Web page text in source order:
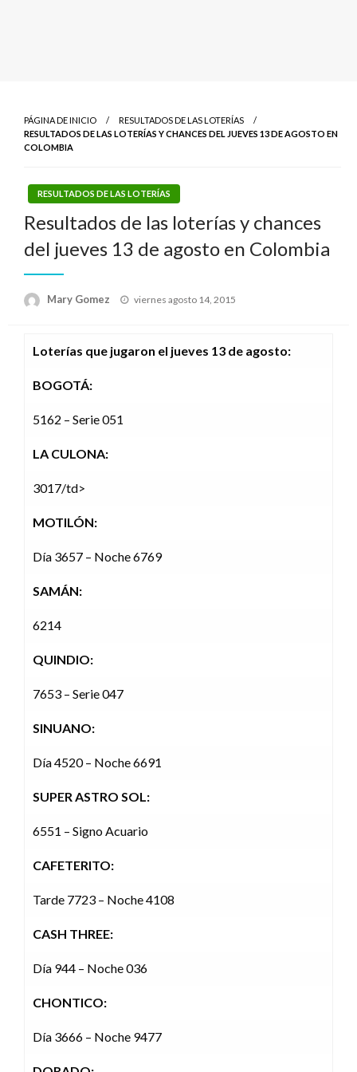
PÁGINA DE INICIO
RESULTADOS DE LAS LOTERÍAS
RESULTADOS DE LAS LOTERÍAS Y CHANCES DEL JUEVES 13 DE AGOSTO EN
COLOMBIA
RESULTADOS DE LAS LOTERÍAS
Resultados de las loterías y chances
del jueves 13 de agosto en Colombia
Mary Gomez
Publicado
viernes agosto 14, 2015
Loterías que jugaron el jueves 13 de agosto:
BOGOTÁ:
5162 – Serie 051
LA CULONA:
3017/td>
MOTILÓN:
Día 3657 – Noche 6769
SAMÁN:
6214
QUINDIO:
7653 – Serie 047
SINUANO:
Día 4520 – Noche 6691
SUPER ASTRO SOL:
6551 – Signo Acuario
CAFETERITO:
Tarde 7723 – Noche 4108
CASH THREE:
Día 944 – Noche 036
CHONTICO:
Día 3666 – Noche 9477